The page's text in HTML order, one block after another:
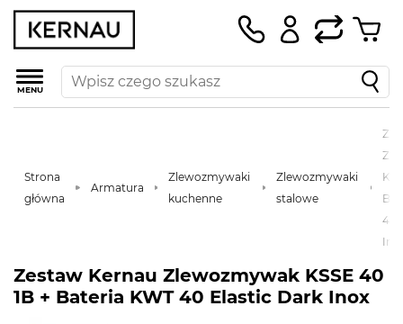
MENU
Strona
główna
Armatura
Zlewozmywaki
kuchenne
Zlewozmywaki
stalowe
40
Zestaw Kernau Zlewozmywak KSSE 40
1B + Bateria KWT 40 Elastic Dark Inox